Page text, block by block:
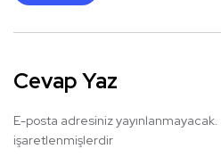
Cevap Yaz
E-posta adresiniz yayınlanmayacak.
işaretlenmişlerdir